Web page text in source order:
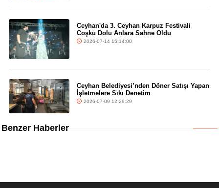
Ceyhan'da 3. Ceyhan Karpuz Festivali
Coşku Dolu Anlara Sahne Oldu
2026-07-14 15:14:00
Ceyhan Belediyesi’nden Döner Satışı Yapan
İşletmelere Sıkı Denetim
2026-07-09 12:29:29
Benzer Haberler